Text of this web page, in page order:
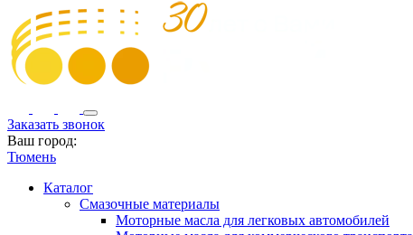
Заказать звонок
Ваш город:
Тюмень
Каталог
Смазочные материалы
Моторные масла для легковых автомобилей